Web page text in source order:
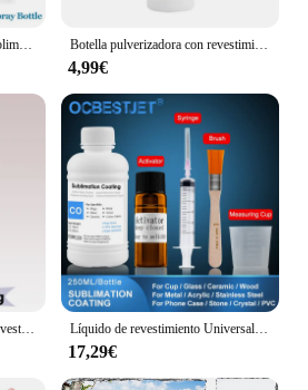
Botella pulverizadora con revestimiento de sublimación, Spray de secado rápido para tela de algodón, uso para pretratamiento de tinta de sublimación, 100ML
4,99€
Líquido de revestimiento Universal por sublimación, pretratamiento líquido para taza, vidrio, cerámica, madera, cristal, Metal, acrílico, PVC, piedra, 250ML
17,29€